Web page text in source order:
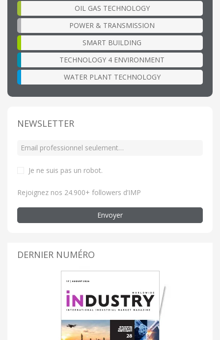
OIL GAS TECHNOLOGY
POWER & TRANSMISSION
SMART BUILDING
TECHNOLOGY 4 ENVIRONMENT
WATER PLANT TECHNOLOGY
NEWSLETTER
Je ne suis pas un robot.
Rejoignez nos 24.900+ followers d’IMP
Envoyer
DERNIER NUMÉRO